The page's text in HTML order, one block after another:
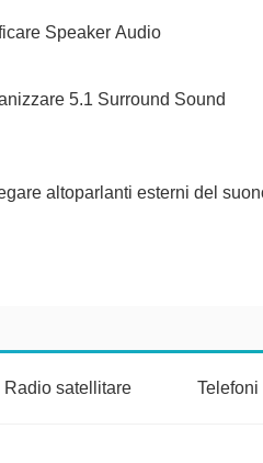
Speaker Audio
5.1 Surround Sound
altoparlanti esterni del
Radio satellitare Telefoni